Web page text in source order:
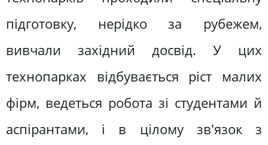
підготовку, нерідко за рубежем,
вивчали західний досвід. У цих
технопарках відбувається ріст малих
фірм, ведеться робота зі студентами й
аспірантами, і в цілому зв'язок з